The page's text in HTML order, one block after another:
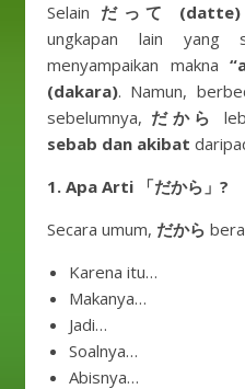
Selain だって (datte)
ungkapan lain yang
menyampaikan makna
(dakara). Namun,
sebelumnya, だから
sebab dan akibat
1. Apa Arti 「だから」?
Secara umum, だから
Karena itu…
Makanya…
Jadi…
Soalnya…
Abisnya…